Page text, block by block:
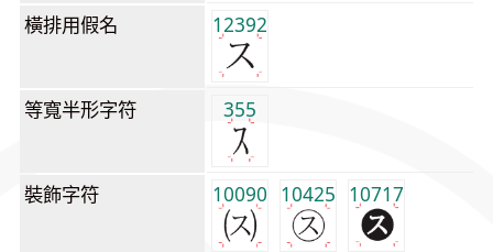
橫排用假名 12392
等寬半形字符 355
裝飾字符 10090 10425 10717